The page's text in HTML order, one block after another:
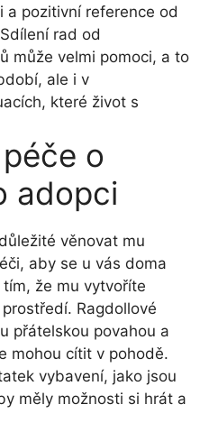
a pozitivní reference od
rad od
může velmi pomoci, a to
ale i v
které život s
o
adopci
věnovat mu
aby se u vás doma
že mu vytvoříte
Ragdollové
přátelskou povahou a
mohou cítit v pohodě.
vybavení, jako jsou
měly možnosti si hrát a